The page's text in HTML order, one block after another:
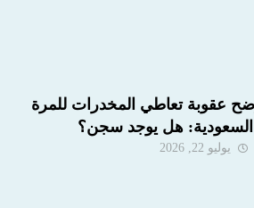
عقوبة تعاطي المخدرات للمرة
السعودية: هل يوجد سجن؟
يوليو 22, 2026